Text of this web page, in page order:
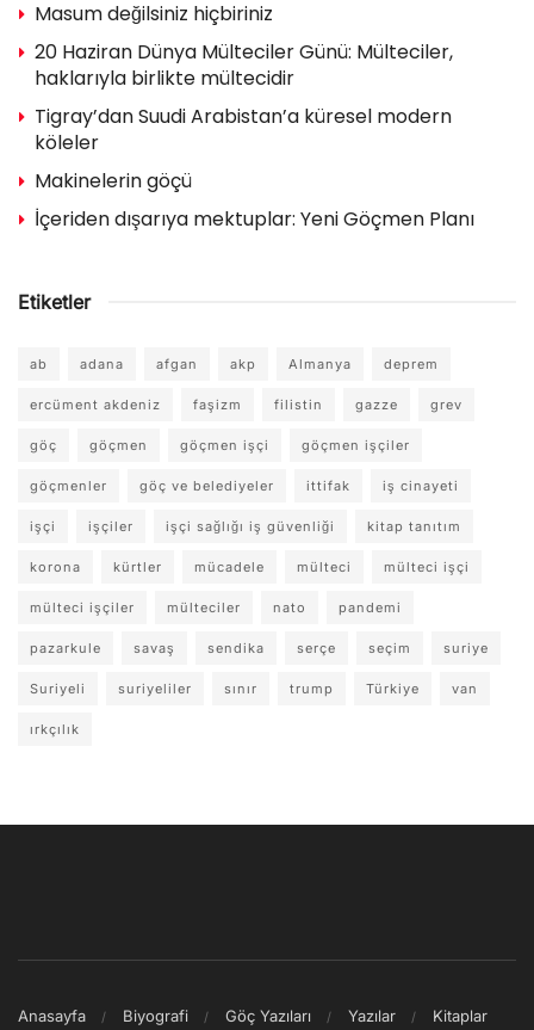
Masum değilsiniz hiçbiriniz
20 Haziran Dünya Mülteciler Günü: Mülteciler,
haklarıyla birlikte mültecidir
Tigray’dan Suudi Arabistan’a küresel modern
köleler
Makinelerin göçü
İçeriden dışarıya mektuplar: Yeni Göçmen Planı
Etiketler
ab adana afgan akp Almanya deprem
ercüment akdeniz faşizm filistin gazze grev
göç göçmen göçmen işçi göçmen işçiler
göçmenler göç ve belediyeler ittifak iş cinayeti
işçi işçiler işçi sağlığı iş güvenliği kitap tanıtım
korona kürtler mücadele mülteci mülteci işçi
mülteci işçiler mülteciler nato pandemi
pazarkule savaş sendika serçe seçim suriye
Suriyeli suriyeliler sınır trump Türkiye van
ırkçılık
Anasayfa Biyografi Göç Yazıları Yazılar Kitaplar